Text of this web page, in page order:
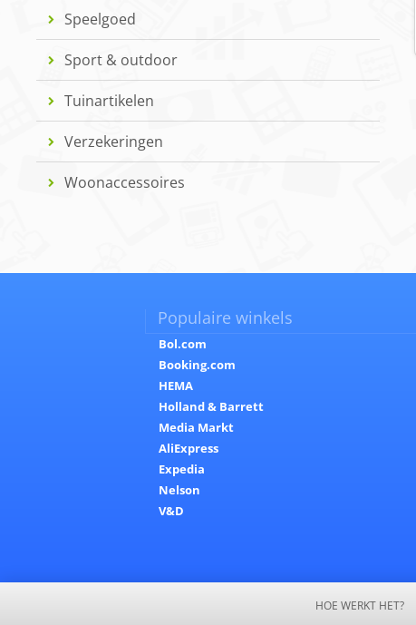
Speelgoed
Sport & outdoor
Tuinartikelen
Verzekeringen
Woonaccessoires
Populaire winkels
Bol.com
Booking.com
HEMA
Holland & Barrett
Media Markt
AliExpress
Expedia
Nelson
V&D
HOE WERKT HET?